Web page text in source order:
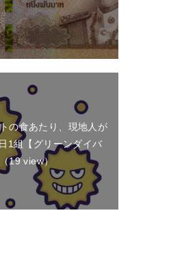
の食あたり、現地人が
1組【グリーンダイバ
（19 view）